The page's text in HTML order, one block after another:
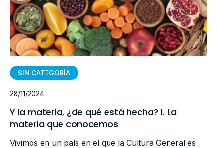
SIN CATEGORÍA
28/11/2024
Y la materia, ¿de qué está hecha? I. La
materia que conocemos
Vivimos en un país en el que la Cultura General es